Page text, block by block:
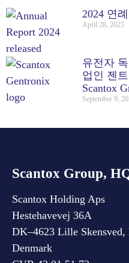
2024 연
April 28, 2025
유전자
업인 젠
Scantox
September 9,
Scantox Group,
Scantox Holding Aps
Hestehavevej 36A
DK–4623 Lille Skensved,
Denmark